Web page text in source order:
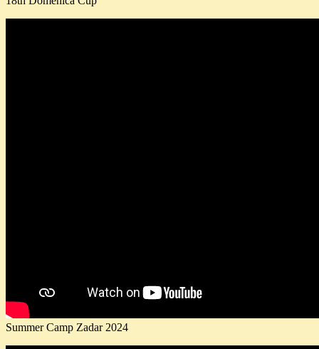
Summer Camp Zadar 2024